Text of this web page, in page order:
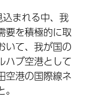
まれる中、我
要を積極的に取
いて、我が国の
ハブ空港として
空港の国際線ネ